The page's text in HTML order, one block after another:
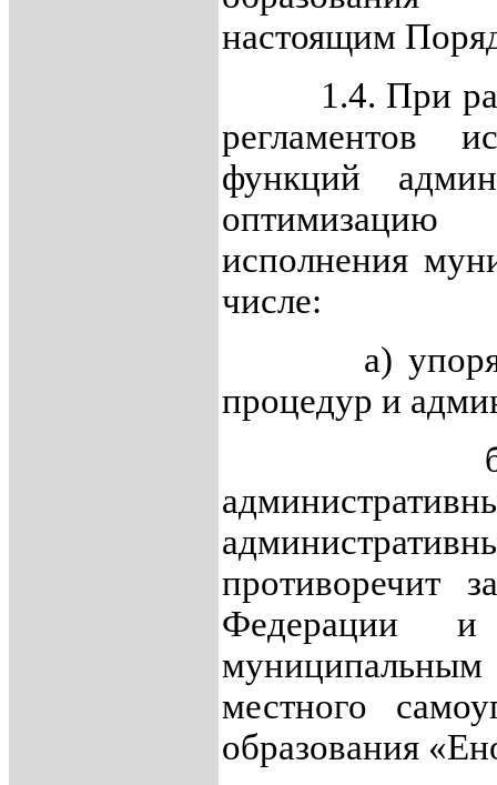
настоящим
1.4. При
регламентов
функций
исполнения
числе:
а)
процедур и
б)
противоречит
Федерации и
местного
образования